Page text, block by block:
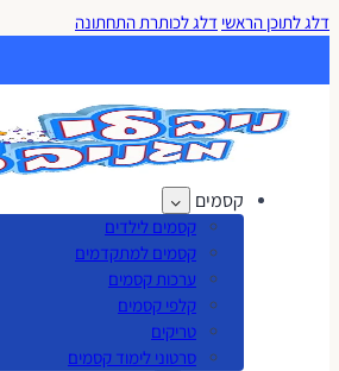
דלג לתוכן הראשי דלג לכותרת התחתונה
קסמים
קסמים לילדים
קסמים למתקדמים
ערכות קסמים
קלפי קסמים
טריקים
סרטוני לימוד קסמים